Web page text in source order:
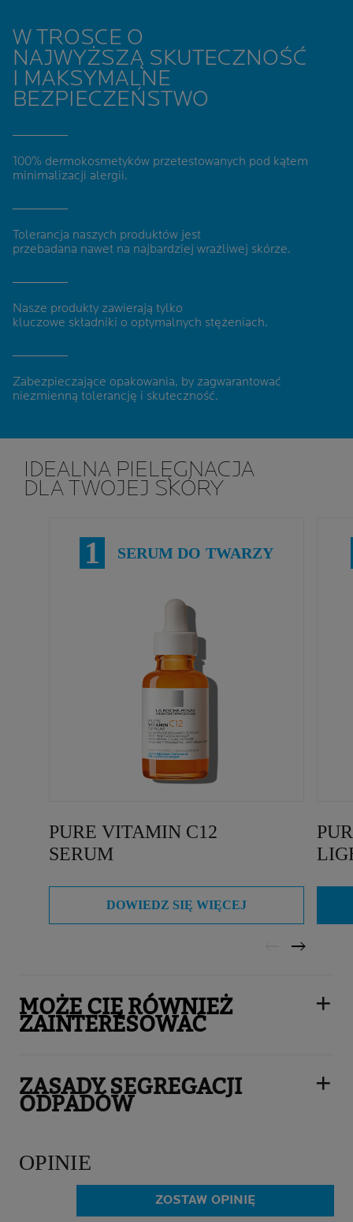
W TROSCE O
NAJWYŻSZĄ SKUTECZNOŚĆ
I MAKSYMALNE
BEZPIECZEŃSTWO
100% dermokosmetyków przetestowanych pod kątem
minimalizacji alergii.
Tolerancja naszych produktów jest
przebadana nawet na najbardziej wrażliwej skórze.
Nasze produkty zawierają tylko
kluczowe składniki o optymalnych stężeniach.
Zabezpieczające opakowania, by zagwarantować
niezmienną tolerancję i skuteczność.
IDEALNA PIELĘGNACJA
DLA TWOJEJ SKÓRY
1 SERUM DO TWARZY
PURE VITAMIN C12
SERUM
DOWIEDZ SIĘ WIĘCEJ
MOŻE CIĘ RÓWNIEŻ
ZAINTERESOWAĆ
ZASADY SEGREGACJI
ODPADÓW
OPINIE
ZOSTAW OPINIĘ